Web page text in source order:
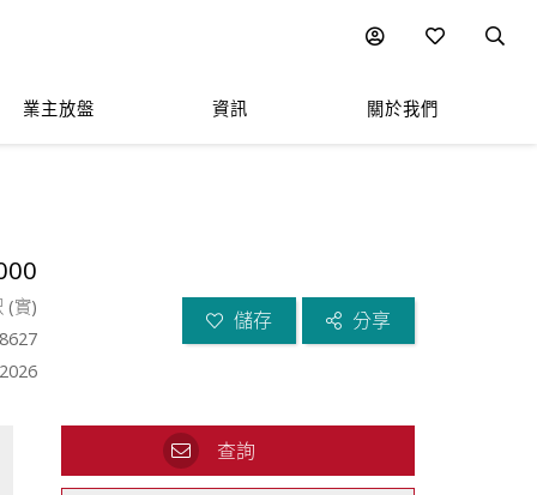
業主放盤 資訊 關於我們
(實)
儲存 分享
查詢